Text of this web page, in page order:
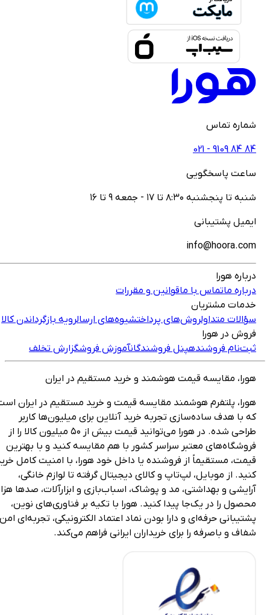
تماس
021 - ‎9109‎ ‎84‎
پاسخگویی
تا پنجشنبه ۸:۳۰ تا ۱۷ - جمعه ۹ تا ۱۶
پشتیبانی
هورا
ماتماس با ماقوانین و مقررات
مشتریان
متداولروش‌های پرداختشیوه‌های ارسالرویه بازگرداندن کالا
در هورا
فروشندهپنل فروشندگانآموزش فروشگزارش تخلف
مقایسه قیمت هوشمند و خرید مستقیم در ایران
پلتفرم هوشمند مقایسه قیمت و خرید مستقیم در ایران است
با هدف ساده‌سازی تجربه خرید آنلاین برای میلیون‌ها کاربر
طراحی شده. در هورا می‌توانید قیمت بیش از ۵۰ میلیون کالا را از
معتبر سراسر کشور با هم مقایسه کنید و با بهترین
مستقیماً از فروشنده یا داخل خود هورا، با امنیت کامل خرید
از موبایل، لپ‌تاپ و کالای دیجیتال گرفته تا لوازم خانگی،
و بهداشتی، مد و پوشاک، اسباب‌بازی و ابزارآلات، صدها هزار
را در یک‌جا پیدا کنید. هورا با تکیه بر فناوری‌های نوین،
حرفه‌ای و دارا بودن نماد اعتماد الکترونیکی، تجربه‌ای امن،
و باصرفه را برای خریداران ایرانی فراهم می‌کند.